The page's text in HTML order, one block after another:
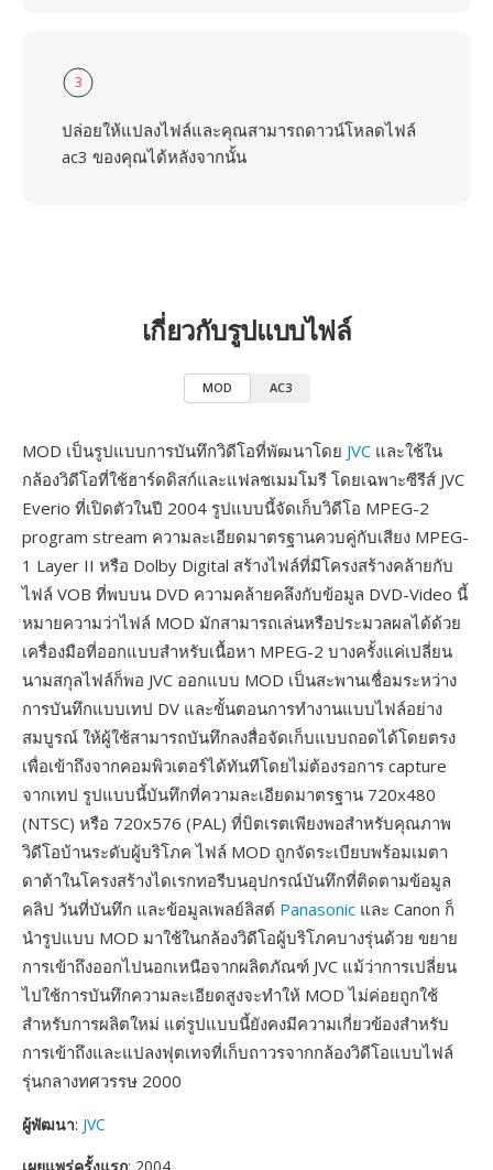
3
ปล่อยให้แปลงไฟล์และคุณสามารถดาวน์โหลดไฟล์
ac3 ของคุณได้หลังจากนั้น
เกี่ยวกับรูปแบบไฟล์
MOD AC3
MOD เป็นรูปแบบการบันทึกวิดีโอที่พัฒนาโดย JVC และใช้ใน
กล้องวิดีโอที่ใช้ฮาร์ดดิสก์และแฟลชเมมโมรี โดยเฉพาะซีรีส์ JVC
Everio ที่เปิดตัวในปี 2004 รูปแบบนี้จัดเก็บวิดีโอ MPEG-2
program stream ความละเอียดมาตรฐานควบคู่กับเสียง MPEG-
1 Layer II หรือ Dolby Digital สร้างไฟล์ที่มีโครงสร้างคล้ายกับ
ไฟล์ VOB ที่พบบน DVD ความคล้ายคลึงกับข้อมูล DVD-Video นี้
หมายความว่าไฟล์ MOD มักสามารถเล่นหรือประมวลผลได้ด้วย
เครื่องมือที่ออกแบบสำหรับเนื้อหา MPEG-2 บางครั้งแค่เปลี่ยน
นามสกุลไฟล์ก็พอ JVC ออกแบบ MOD เป็นสะพานเชื่อมระหว่าง
การบันทึกแบบเทป DV และขั้นตอนการทำงานแบบไฟล์อย่าง
สมบูรณ์ ให้ผู้ใช้สามารถบันทึกลงสื่อจัดเก็บแบบถอดได้โดยตรง
เพื่อเข้าถึงจากคอมพิวเตอร์ได้ทันทีโดยไม่ต้องรอการ capture
จากเทป รูปแบบนี้บันทึกที่ความละเอียดมาตรฐาน 720x480
(NTSC) หรือ 720x576 (PAL) ที่บิตเรตเพียงพอสำหรับคุณภาพ
วิดีโอบ้านระดับผู้บริโภค ไฟล์ MOD ถูกจัดระเบียบพร้อมเมตา
ดาต้าในโครงสร้างไดเรกทอรีบนอุปกรณ์บันทึกที่ติดตามข้อมูล
คลิป วันที่บันทึก และข้อมูลเพลย์ลิสต์ Panasonic และ Canon ก็
นำรูปแบบ MOD มาใช้ในกล้องวิดีโอผู้บริโภคบางรุ่นด้วย ขยาย
การเข้าถึงออกไปนอกเหนือจากผลิตภัณฑ์ JVC แม้ว่าการเปลี่ยน
ไปใช้การบันทึกความละเอียดสูงจะทำให้ MOD ไม่ค่อยถูกใช้
สำหรับการผลิตใหม่ แต่รูปแบบนี้ยังคงมีความเกี่ยวข้องสำหรับ
การเข้าถึงและแปลงฟุตเทจที่เก็บถาวรจากกล้องวิดีโอแบบไฟล์
รุ่นกลางทศวรรษ 2000
ผู้พัฒนา: JVC